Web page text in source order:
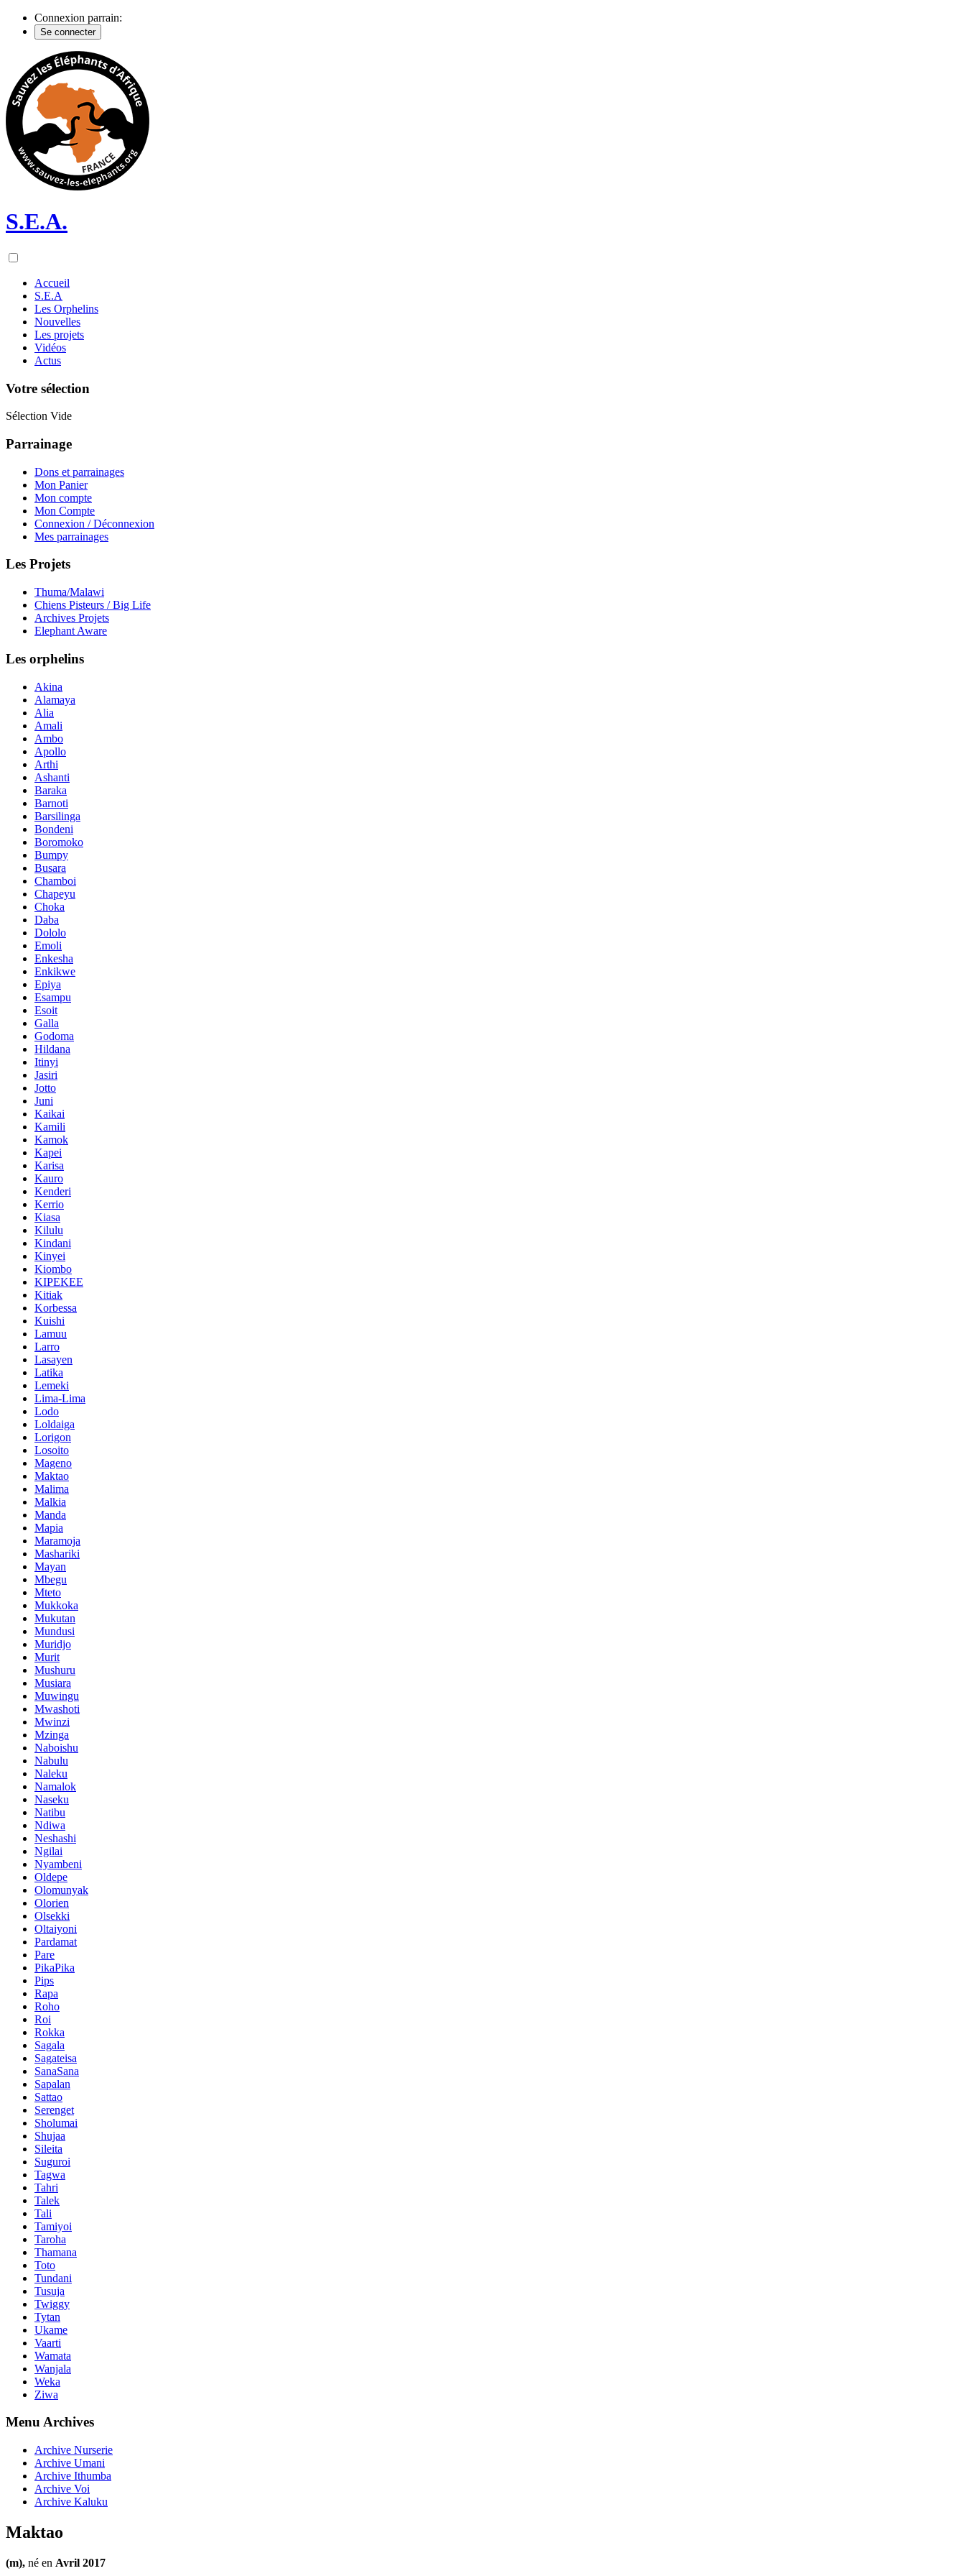
Connexion parrain:
Se connecter
S.E.A.
Accueil
S.E.A
Les Orphelins
Nouvelles
Les projets
Vidéos
Actus
Votre sélection
Sélection Vide
Parrainage
Dons et parrainages
Mon Panier
Mon compte
Mon Compte
Connexion / Déconnexion
Mes parrainages
Les Projets
Thuma/Malawi
Chiens Pisteurs / Big Life
Archives Projets
Elephant Aware
Les orphelins
Akina
Alamaya
Alia
Amali
Ambo
Apollo
Arthi
Ashanti
Baraka
Barnoti
Barsilinga
Bondeni
Boromoko
Bumpy
Busara
Chamboi
Chapeyu
Choka
Daba
Dololo
Emoli
Enkesha
Enkikwe
Epiya
Esampu
Esoit
Galla
Godoma
Hildana
Itinyi
Jasiri
Jotto
Juni
Kaikai
Kamili
Kamok
Kapei
Karisa
Kauro
Kenderi
Kerrio
Kiasa
Kilulu
Kindani
Kinyei
Kiombo
KIPEKEE
Kitiak
Korbessa
Kuishi
Lamuu
Larro
Lasayen
Latika
Lemeki
Lima-Lima
Lodo
Loldaiga
Lorigon
Losoito
Mageno
Maktao
Malima
Malkia
Manda
Mapia
Maramoja
Mashariki
Mayan
Mbegu
Mteto
Mukkoka
Mukutan
Mundusi
Muridjo
Murit
Mushuru
Musiara
Muwingu
Mwashoti
Mwinzi
Mzinga
Naboishu
Nabulu
Naleku
Namalok
Naseku
Natibu
Ndiwa
Neshashi
Ngilai
Nyambeni
Oldepe
Olomunyak
Olorien
Olsekki
Oltaiyoni
Pardamat
Pare
PikaPika
Pips
Rapa
Roho
Roi
Rokka
Sagala
Sagateisa
SanaSana
Sapalan
Sattao
Serenget
Sholumai
Shujaa
Sileita
Suguroi
Tagwa
Tahri
Talek
Tali
Tamiyoi
Taroha
Thamana
Toto
Tundani
Tusuja
Twiggy
Tytan
Ukame
Vaarti
Wamata
Wanjala
Weka
Ziwa
Menu Archives
Archive Nurserie
Archive Umani
Archive Ithumba
Archive Voi
Archive Kaluku
Maktao
(m), né en Avril 2017